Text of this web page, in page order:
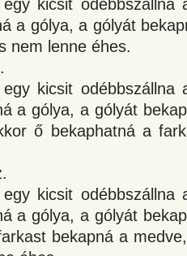
kicsit odébbszállna
a gólya, a gólyát
nem lenne éhes.
kicsit odébbszállna
a gólya, a gólyát
ő bekaphatná a
kicsit odébbszállna
a gólya, a gólyát
bekapná a